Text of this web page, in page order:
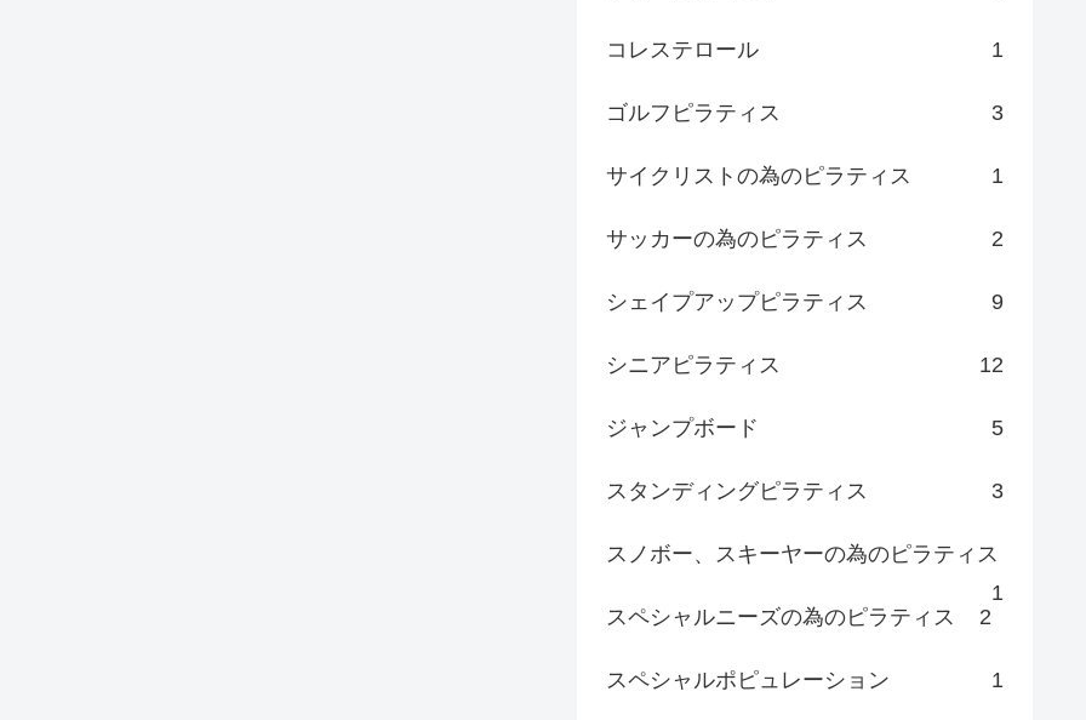
コレステロール 1
ゴルフピラティス 3
サイクリストの為のピラティス 1
サッカーの為のピラティス 2
シェイプアップピラティス 9
シニアピラティス 12
ジャンプボード 5
スタンディングピラティス 3
スノボー、スキーヤーの為のピラティス
1
スペシャルニーズの為のピラティス
2
スペシャルポピュレーション 1